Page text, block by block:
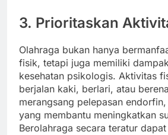
3. Prioritaskan
Olahraga bukan hanya
fisik, tetapi juga memiliki
kesehatan psikologis. Aktivitas
berjalan kaki, berlari, atau
merangsang pelepasan
yang membantu meningkatkan
Berolahraga secara teratur